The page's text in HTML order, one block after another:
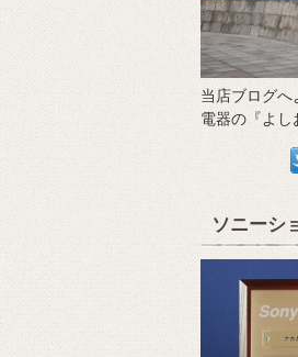
当店ブログへ
電器の『よし
ソニーシ